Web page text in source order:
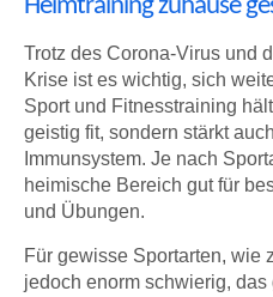
Heimtraining zuhause
Trotz des Corona-Virus und
Krise ist es wichtig, sich
Sport und Fitnesstraining
geistig fit, sondern stärkt
Immunsystem. Je nach
heimische Bereich gut für
und Übungen.
Für gewisse Sportarten, wie
jedoch enorm schwierig,